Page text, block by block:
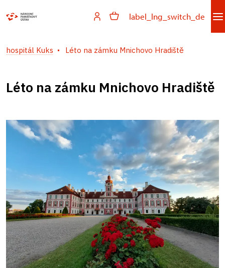
label_lng_switch_de
hospitál Kuks Léto na zámku Mnichovo Hradiště
Léto na zámku Mnichovo Hradiště